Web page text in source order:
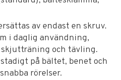
av endast en skruv.
i daglig användning,
och tävling.
på bältet, benet och
rörelser.